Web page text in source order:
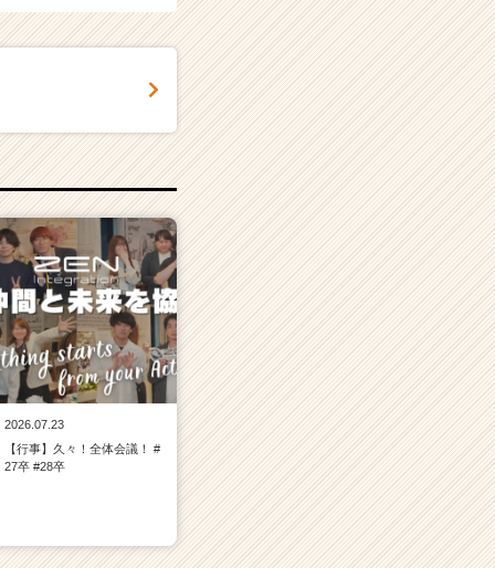
2026.07.23
【行事】久々！全体会議！ #
27卒 #28卒